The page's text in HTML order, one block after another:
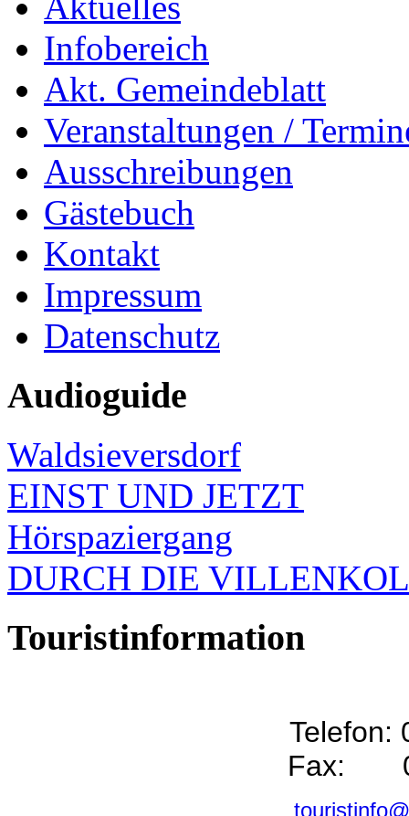
Infobereich
Akt. Gemeindeblatt
Veranstaltungen /
Ausschreibungen
Gästebuch
Kontakt
Impressum
Datenschutz
Audioguide
Waldsieversdorf
EINST UND JETZT
Hörspaziergang
DURCH DIE
Touristinformation
Telefon:
Fax: